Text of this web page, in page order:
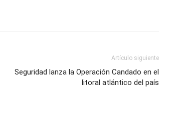
Artículo siguiente
Seguridad lanza la Operación Candado en el
litoral atlántico del país